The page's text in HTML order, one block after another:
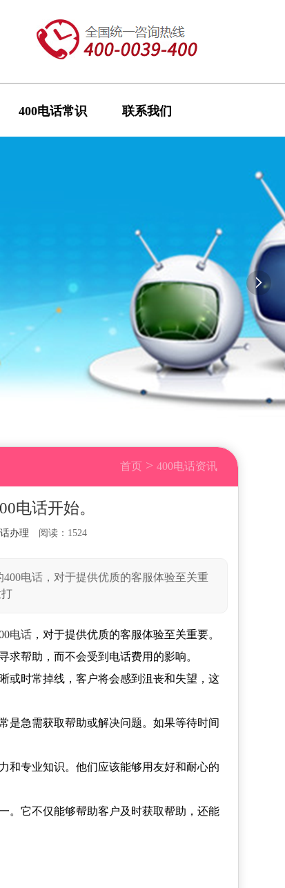
400电话常识 联系我们

首页 > 400电话资讯
电话开始。
办理 阅读：1524
电话，对于提供优质的客服体验至关重
电话 ，对于提供优质的客服体验至关重要。
求帮助，而不会受到电话费用的影响。
或时常掉线，客户将会感到沮丧和失望，这
是急需获取帮助或解决问题。如果等待时间
和专业知识。他们应该能够用友好和耐心的
。它不仅能够帮助客户及时获取帮助，还能